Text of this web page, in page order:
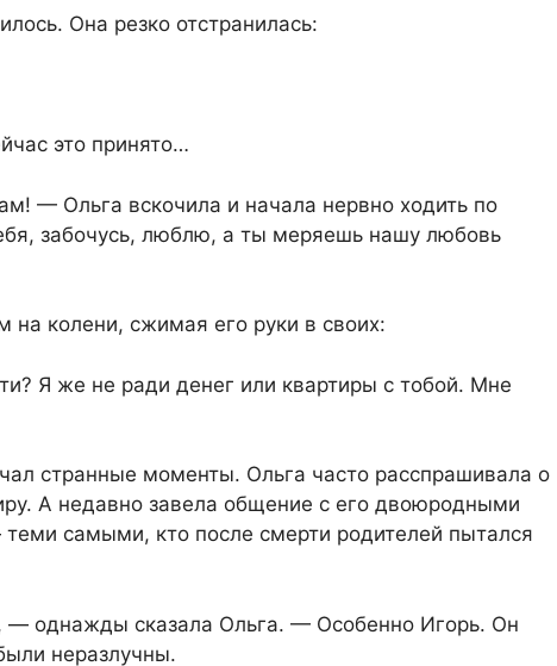
Она резко отстранилась:
это принято…
— Ольга вскочила и начала нервно ходить по
забочусь, люблю, а ты меряешь нашу любовь
на колени, сжимая его руки в своих:
Я же не ради денег или квартиры с тобой. Мне
странные моменты. Ольга часто расспрашивала о
А недавно завела общение с его двоюродными
самыми, кто после смерти родителей пытался
— однажды сказала Ольга. — Особенно Игорь. Он
неразлучны.